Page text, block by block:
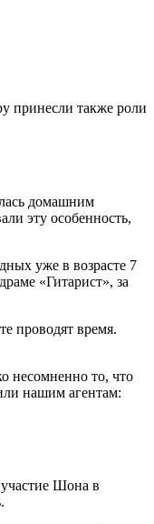
принесли также роли
домашним
эту особенность,
уже в возрасте 7
«Гитарист», за
проводят время.
несомненно то, что
нашим агентам:
Шона в